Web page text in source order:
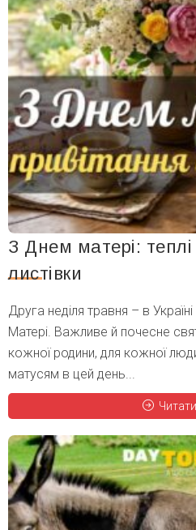
З Днем матері:
листівки
Друга неділя травня – в
Матері. Важливе й почесне
кожної родини, для кожної
матусям в цей день...